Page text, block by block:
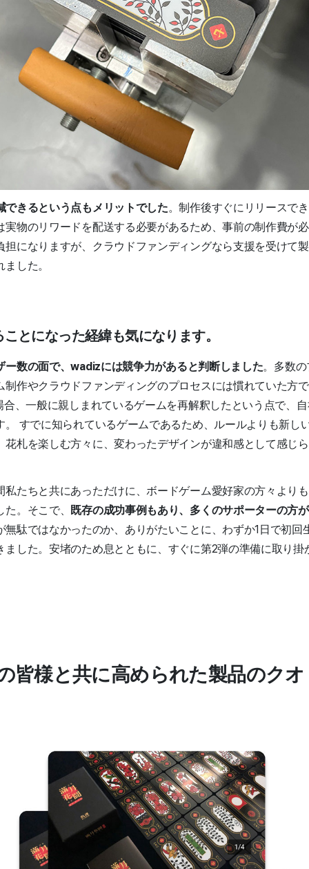
できるという点もメリットでした。制作後すぐにリリースで
実物のリワードを配送する必要があるため、事前の制作費が
担になりますが、クラウドファンディングなら支援を受けて
した。
とになった経緯も気になります。
ー数の面で、wadizには競争力があると判断しました。多数
制作やクラウドファンディングのプロセスには慣れていた方
合、一般に親しまれているゲームを再解釈したという点で、
すでに知られているゲームであるため、ルールよりも新し
花札を楽しむ方々に、変わったデザインが違和感として感じ
私たちと共にあっただけに、ボードゲーム愛好家の方々より
。そこで、 既存の成功事例もあり、多くのサポーターの方
無駄ではなかったのか、ありがたいことに、わずか1日で初回
ました。安堵のため息とともに、すぐに第2弾の準備に取り掛
皆様と共に高められた製品のク